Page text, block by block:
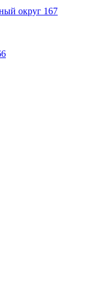
округ 167